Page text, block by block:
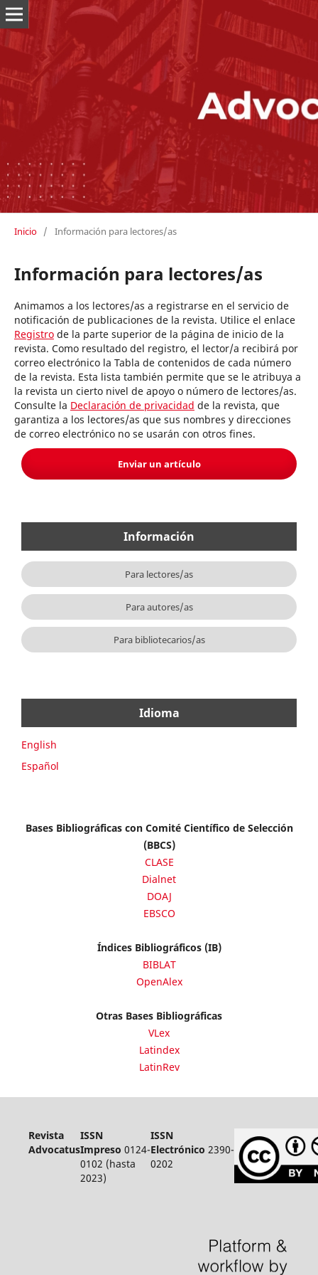
Inicio / Información para lectores/as
Información para lectores/as
Animamos a los lectores/as a registrarse en el servicio de
notificación de publicaciones de la revista. Utilice el enlace
Registrode la parte superior de la página de inicio de la
revista. Como resultado del registro, el lector/a recibirá por
correo electrónico la Tabla de contenidos de cada número
de la revista. Esta lista también permite que se le atribuya a
la revista un cierto nivel de apoyo o número de lectores/as.
Consulte la Declaración de privacidad de la revista, que
garantiza a los lectores/as que sus nombres y direcciones
de correo electrónico no se usarán con otros fines.
Enviar un artículo
Información
Para lectores/as
Para autores/as
Para bibliotecarios/as
Idioma
English
Español
Bases Bibliográficas con Comité Científico de Selección
(BBCS)
CLASE
Dialnet
DOAJ
EBSCO
Índices Bibliográficos (IB)
BIBLAT
OpenAlex
Otras Bases Bibliográficas
VLex
Latindex
LatinRev
Revista
Advocatus
ISSN
Impreso 0124-
0102 (hasta
2023)
ISSN
Electrónico 2390-
0202